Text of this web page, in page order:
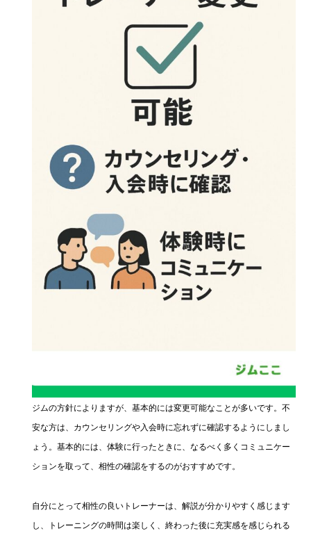
ジムの方針によりますが、基本的には変更可能なことが多いです。不
安な方は、カウンセリングや入会時に忘れずに確認するようにしまし
ょう。基本的には、体験に行ったときに、なるべく多くコミュニケー
ションを取って、相性の確認をするのがおすすめです。
自分にとって相性の良いトレーナーは、解説が分かりやすく感じます
し、トレーニングの時間は楽しく、終わった後に充実感を感じられる